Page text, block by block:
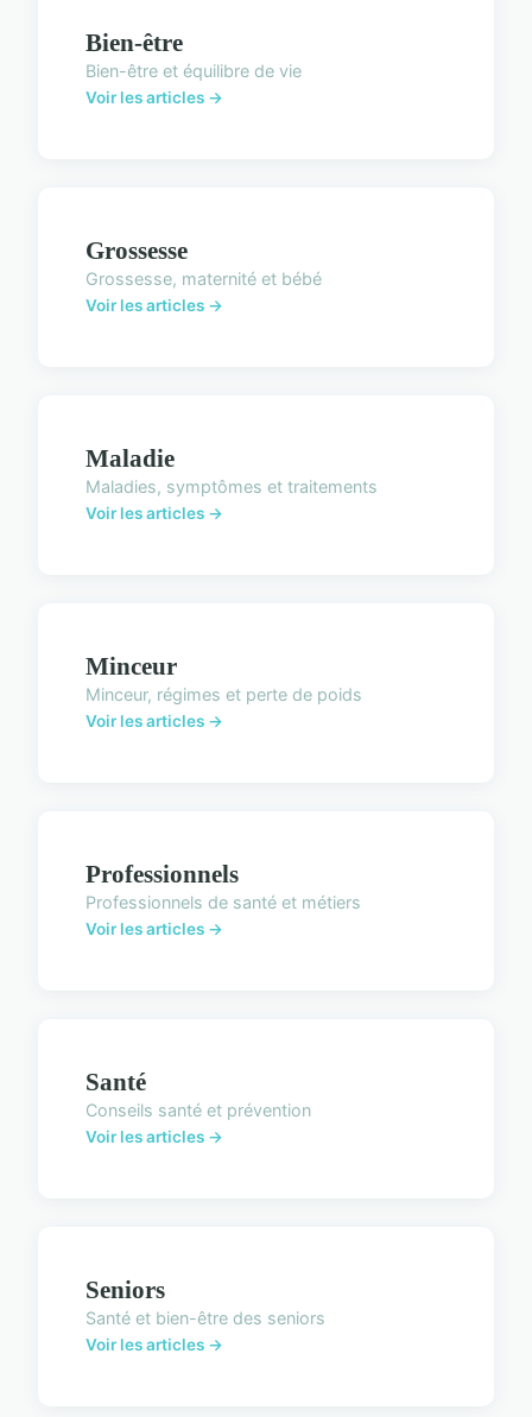
Bien-être
Bien-être et équilibre de vie
Voir les articles →
Grossesse
Grossesse, maternité et bébé
Voir les articles →
Maladie
Maladies, symptômes et traitements
Voir les articles →
Minceur
Minceur, régimes et perte de poids
Voir les articles →
Professionnels
Professionnels de santé et métiers
Voir les articles →
Santé
Conseils santé et prévention
Voir les articles →
Seniors
Santé et bien-être des seniors
Voir les articles →